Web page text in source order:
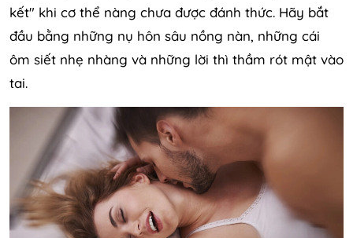
kết" khi cơ thể nàng chưa được đánh thức. Hãy bắt
đầu bằng những nụ hôn sâu nồng nàn, những cái
ôm siết nhẹ nhàng và những lời thì thầm rót mật vào
tai.